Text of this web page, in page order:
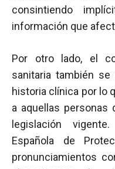
consintiendo
información que
Por otro lado, el
sanitaria también
historia clínica por lo
a aquellas personas
legislación
Española de
pronunciamientos